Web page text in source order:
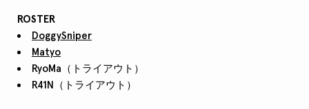
ROSTER
DoggySniper
Matyo
RyoMa（トライアウト）
R41N（トライアウト）